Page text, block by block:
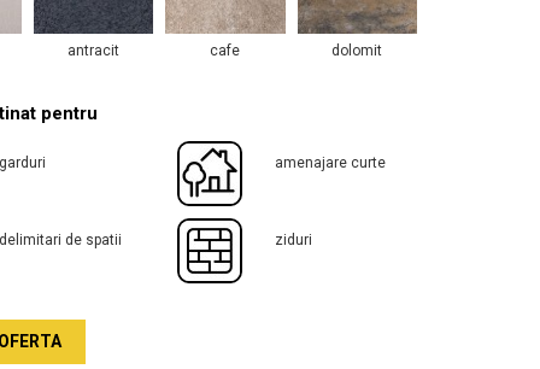
antracit cafe dolomit
pentru
garduri amenajare curte
delimitari de spatii ziduri